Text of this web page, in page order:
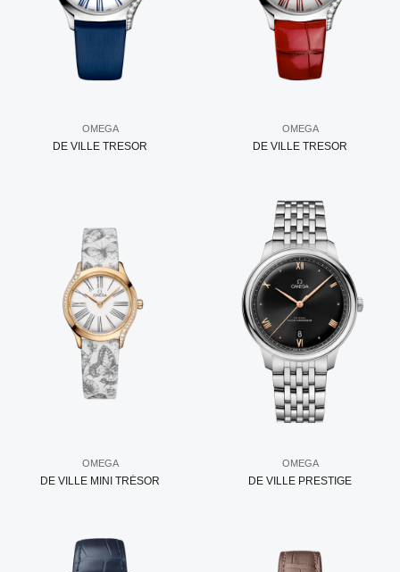
OMEGA
DE VILLE TRESOR
OMEGA
DE VILLE TRESOR
OMEGA
DE VILLE MINI TRÉSOR
OMEGA
DE VILLE PRESTIGE